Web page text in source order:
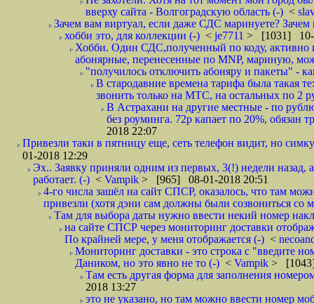
вверху сайта - Волгоградскую область (-) <
Зачем вам виртуал, если даже СДС маринуете?
хобби это, для коллекции (-) < je7711 > [1031] 10-
Хобби. Один СДС,полученный по коду, активно
абонярные, перенесенные по MNP, мариную,
"получилось отключить абоняру и пакеты" -
В стародавние времена тарифа была такая
звонить только на МТС, на остальных по 2
В Астрахани на другие местные - по
без роуминга. 72р капает по 20%, обязан
2018 22:07
Привезли таки в пятницу еще, сеть телефон видит, но
01-2018 12:29
Эх.. Заявку приняли одним из первых, 3(!) недели назад,
работает. (-) < Vampik > [965] 08-01-2018 20:51
4-го числа зашёл на сайт СПСР, оказалось, что там
привезли (хотя дэни сам должны были созвониться со
Там для выбора даты нужно ввести некий номер
на сайте СПСР через мониторинг доставки
По крайней мере, у меня отображается (-) <
Мониторинг доставки - это строка с "введите
Даником, но это явно не то (-) < Vampik >
Там есть другая форма для заполнения
2018 13:27
это не указано, но там можно ввести номер